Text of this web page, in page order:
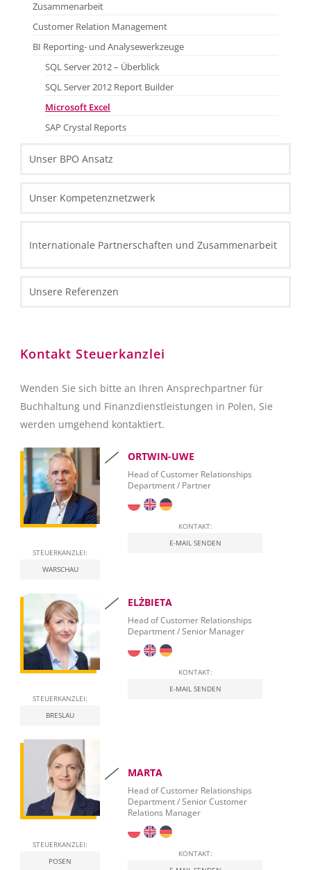
Zusammenarbeit
Customer Relation Management
BI Reporting- und Analysewerkzeuge
SQL Server 2012 – Überblick
SQL Server 2012 Report Builder
Microsoft Excel
SAP Crystal Reports
Unser BPO Ansatz
Unser Kompetenznetzwerk
Internationale Partnerschaften und Zusammenarbeit
Unsere Referenzen
Kontakt Steuerkanzlei
Wenden Sie sich bitte an Ihren Ansprechpartner für
Buchhaltung und Finanzdienstleistungen in Polen, Sie
werden umgehend kontaktiert.
STEUERKANZLEI:
WARSCHAU
ORTWIN-UWE
Head of Customer Relationships
Department / Partner
KONTAKT:
E-MAIL SENDEN
STEUERKANZLEI:
BRESLAU
ELŻBIETA
Head of Customer Relationships
Department / Senior Manager
KONTAKT:
E-MAIL SENDEN
STEUERKANZLEI:
POSEN
MARTA
Head of Customer Relationships
Department / Senior Customer
Relations Manager
KONTAKT: